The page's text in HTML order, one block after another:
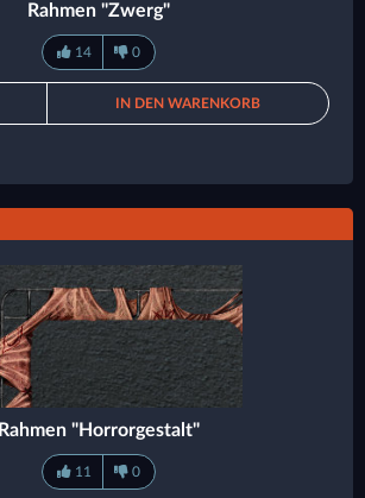
Rahmen "Zwerg"
14 0
IN DEN WARENKORB
Rahmen "Horrorgestalt"
11 0